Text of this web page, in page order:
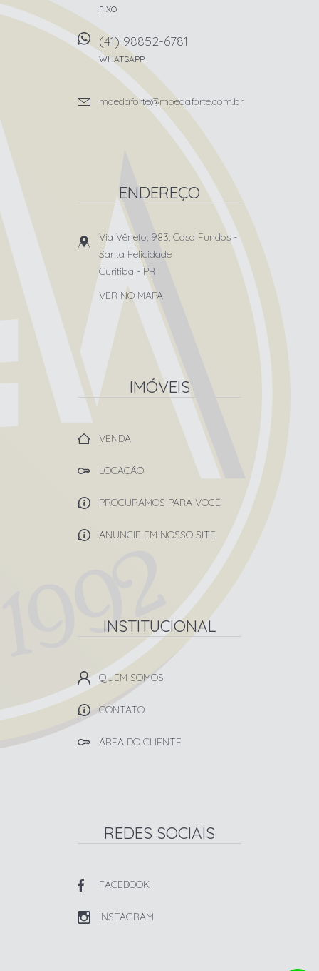
FIXO
(41) 98852-6781
WHATSAPP
moedaforte@moedaforte.com.br
ENDEREÇO
Via Vêneto, 983, Casa Fundos -
Santa Felicidade
Curitiba - PR
VER NO MAPA
IMÓVEIS
VENDA
LOCAÇÃO
PROCURAMOS PARA VOCÊ
ANUNCIE EM NOSSO SITE
INSTITUCIONAL
QUEM SOMOS
CONTATO
ÁREA DO CLIENTE
REDES SOCIAIS
FACEBOOK
INSTAGRAM